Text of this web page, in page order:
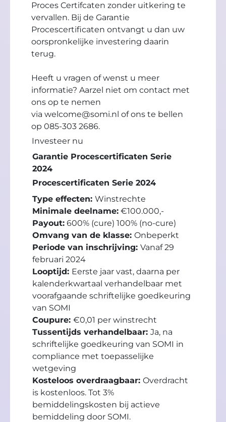
Proces Certifcaten zonder uitkering te
vervallen. Bij de Garantie
Procescertificaten ontvangt u dan uw
oorspronkelijke investering daarin
terug.
Heeft u vragen of wenst u meer
informatie? Aarzel niet om contact met
ons op te nemen
via welcome@somi.nl of ons te bellen
op 085-303 2686.
Investeer nu
Garantie Procescertificaten Serie
2024
Procescertificaten Serie 2024
Type effecten: Winstrechte
Minimale deelname: €100.000,-
Payout: 600% (cure) 100% (no-cure)
Omvang van de klasse: Onbeperkt
Periode van inschrijving: Vanaf 29
februari 2024
Looptijd: Eerste jaar vast, daarna per
kalenderkwartaal verhandelbaar met
voorafgaande schriftelijke goedkeuring
van SOMI
Coupure: €0,01 per winstrecht
Tussentijds verhandelbaar: Ja, na
schriftelijke goedkeuring van SOMI in
compliance met toepasselijke
wetgeving
Kosteloos overdraagbaar: Overdracht
is kostenloos. Tot 3%
bemiddelingskosten bij actieve
bemiddeling door SOMI.